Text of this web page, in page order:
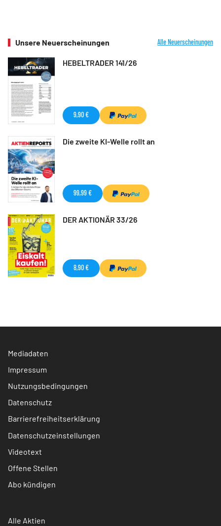
Unsere Neuerscheinungen Alle Neuerscheinungen
HEBELTRADER 141/26
9,90 €
Die zweite KI-Welle rollt an
99,99 €
DER AKTIONÄR 33/26
8,90 €
Mediadaten
Impressum
Nutzungsbedingungen
Datenschutz
Barrierefreiheitserklärung
Datenschutzeinstellungen
Videotext
Offene Stellen
Abo kündigen
Alle Aktien